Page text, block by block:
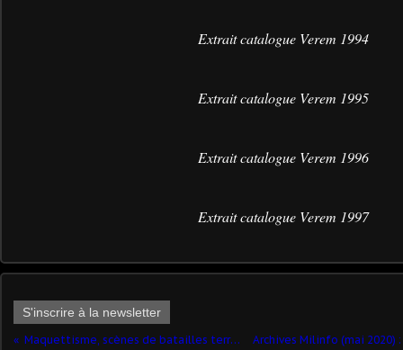
Extrait catalogue Verem 1994
Extrait catalogue Verem 1995
Extrait catalogue Verem 1996
Extrait catalogue Verem 1997
S'inscrire à la newsletter
Maquettisme, scènes de batailles terrestres (Editions Atlas)